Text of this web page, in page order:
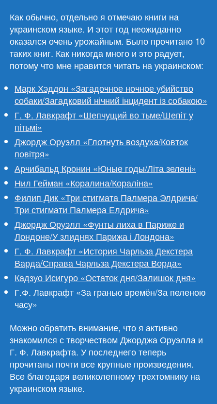
Как обычно, отдельно я отмечаю книги на
украинском языке. И этот год неожиданно
оказался очень урожайным. Было прочитано 10
таких книг. Как никогда много и это радует,
потому что мне нравится читать на украинском:
Марк Хэддон «Загадочное ночное убийство
собаки/Загадковий нічний інцидент із собакою»
Г. Ф. Лавкрафт «Шепчущий во тьме/Шепіт у
пітьмі»
Джордж Оруэлл «Глотнуть воздуха/Ковток
повітря»
Арчибальд Кронин «Юные годы/Літа зелені»
Нил Гейман «Коралина/Кораліна»
Филип Дик «Три стигмата Палмера Элдрича/
Три стигмати Палмера Елдрича»
Джордж Оруэлл «Фунты лиха в Париже и
Лондоне/У злиднях Парижа і Лондона»
Г. Ф. Лавкрафт «История Чарльза Декстера
Варда/Справа Чарльза Декстера Ворда»
Кадзуо Исигуро «Остаток дня/Залишок дня»
Г.Ф. Лавкрафт «За гранью времён/За пеленою
часу»
Можно обратить внимание, что я активно
знакомился с творчеством Джорджа Оруэлла и
Г. Ф. Лавкрафта. У последнего теперь
прочитаны почти все крупные произведения.
Все благодаря великолепному трехтомнику на
украинском языке.